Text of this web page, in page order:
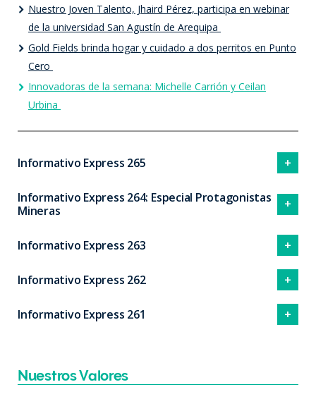
Nuestro Joven Talento, Jhaird Pérez, participa en webinar
de la universidad San Agustín de Arequipa
Gold Fields brinda hogar y cuidado a dos perritos en Punto
Cero
Innovadoras de la semana: Michelle Carrión y Ceilan
Urbina
Informativo Express 265
Informativo Express 264: Especial Protagonistas
Mineras
Informativo Express 263
Informativo Express 262
Informativo Express 261
Nuestros Valores